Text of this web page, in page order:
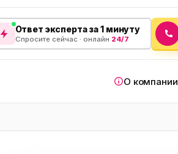
Ответ эксперта за 1 минуту
Спросите сейчас · онлайн 24/7
О компании